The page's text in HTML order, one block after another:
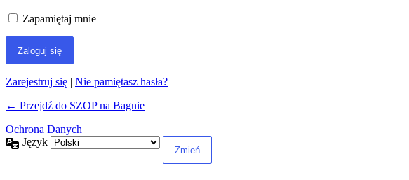
Zapamiętaj mnie
Zarejestruj się | Nie pamiętasz hasła?
← Przejdź do SZOP na Bagnie
Ochrona Danych
Język